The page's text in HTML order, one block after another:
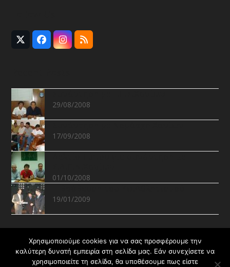
Twitter
(deprecated)
Facebook
Instagram
RSS
29/08/2008
17/09/2008
01/10/2008
19/01/2009
Recent Projects
Χρησιμοποιούμε cookies για να σας προσφέρουμε την
καλύτερη δυνατή εμπειρία στη σελίδα μας. Εάν συνεχίσετε να
χρησιμοποιείτε τη σελίδα, θα υποθέσουμε πως είστε